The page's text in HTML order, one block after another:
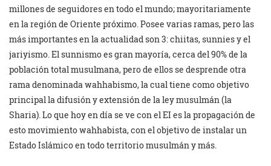
millones de seguidores en todo el mundo; mayoritariamente
en la región de Oriente próximo. Posee varias ramas, pero las
más importantes en la actualidad son 3: chiitas, sunnies y el
jariyismo. El sunnismo es gran mayoría, cerca del 90% de la
población total musulmana, pero de ellos se desprende otra
rama denominada wahhabismo, la cual tiene como objetivo
principal la difusión y extensión de la ley musulmán (la
Sharia). Lo que hoy en día se ve con el EI es la propagación de
esto movimiento wahhabista, con el objetivo de instalar un
Estado Islámico en todo territorio musulmán y más.